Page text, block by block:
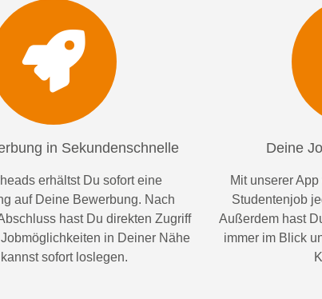
in Sekundenschnelle
erhältst Du sofort eine
auf Deine Bewerbung. Nach
hast Du direkten Zugriff
in Deiner Nähe
sofort loslegen.
Deine
Mit unserer
Studentenjob
Außerdem hast
immer imBlick